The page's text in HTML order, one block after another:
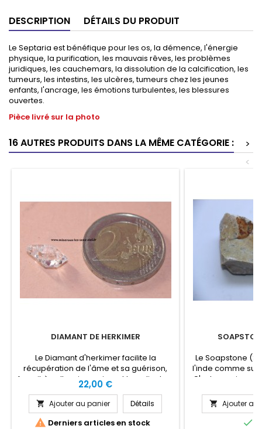
DESCRIPTION DÉTAILS DU PRODUIT
Le Septaria est bénéfique pour les os, la démence, l'énergie
physique, la purification, les mauvais rêves, les problèmes
juridiques, les cauchemars, la dissolution de la calcification, les
tumeurs, les intestins, les ulcères, tumeurs chez les jeunes
enfants, l'ancrage, les émotions turbulentes, les blessures
ouvertes.
Pièce livré sur la photo
16 AUTRES PRODUITS DANS LA MÊME CATÉGORIE :
>
<
DIAMANT DE HERKIMER
Le Diamant d'herkimer facilite la
récupération de l'âme et sa guérison,
fournit à celle-ci un puissant bouclier lors
des voyages ou du travail spirituel. Le
Diamant de Herkimer est bénéfique pour
la vision intérieure, la télépathie, le
stress, la détoxication, la grippe, la
Prix
22,00 €
 Ajouter au panier Détails
 Derniers articles en stock
Le Soapstone
l'inde comme
C'est une pierrre
 Ajouter au
